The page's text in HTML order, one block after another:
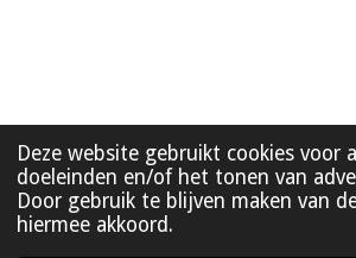
Deze website gebruikt cookies voor
doeleinden en/of het tonen van
Door gebruik te blijven maken van
hiermee akkoord.